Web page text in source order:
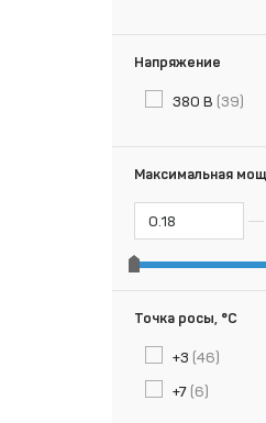
Напряжение
380 В (39)
Максимальная
Точка росы, °С
+3 (46)
+7 (6)